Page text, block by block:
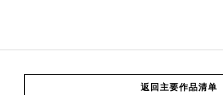
返回主要作品清单